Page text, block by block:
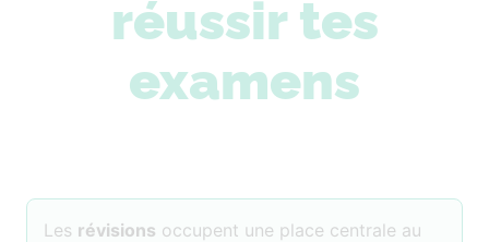
réussir tes
examens
Les révisions occupent une place centrale au